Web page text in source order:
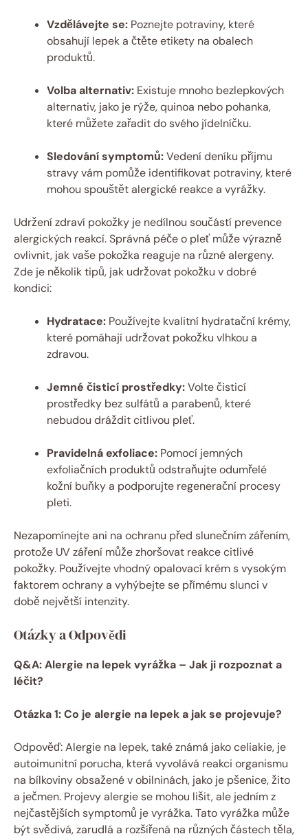
Vzdělávejte se: Poznejte potraviny, které
obsahují lepek a čtěte etikety na obalech
produktů.
Volba alternativ: Existuje mnoho bezlepkových
alternativ, jako je rýže, quinoa nebo pohanka,
které můžete zařadit do svého jídelníčku.
Sledování symptomů:Vedení deníku příjmu
stravy vám pomůže identifikovat potraviny, které
mohou spouštět alergické reakce a vyrážky.
Udržení zdraví pokožky je nedílnou součástí prevence
alergických reakcí. Správná péče o pleť může výrazně
ovlivnit, jak vaše pokožka reaguje na různé alergeny.
Zde je několik tipů, jak udržovat pokožku v dobré
kondici:
Hydratace: Používejte kvalitní hydratační krémy,
které pomáhají udržovat pokožku vlhkou a
zdravou.
Jemné čisticí prostředky:Volte čisticí
prostředky bez sulfátů a parabenů, které
nebudou dráždit citlivou pleť.
Pravidelná exfoliace: Pomocí jemných
exfoliačních produktů odstraňujte odumřelé
kožní buňky a podporujte regenerační procesy
pleti.
Nezapomínejte ani na ochranu před slunečním zářením,
protože UV záření může zhoršovat reakce citlivé
pokožky. Používejte vhodný opalovací krém s vysokým
faktorem ochrany a vyhýbejte se přímému slunci v
době největší intenzity.
Otázky a Odpovědi
Q&A: Alergie na lepek vyrážka – Jak ji rozpoznat a
léčit?
Otázka 1: Co je alergie na lepek a jak se projevuje?
Odpověď: Alergie na lepek, také známá jako celiakie, je
autoimunitní porucha, která vyvolává reakci organismu
na bílkoviny obsažené v obilninách, jako je pšenice, žito
a ječmen. Projevy alergie se mohou lišit, ale jedním z
nejčastějších symptomů je vyrážka. Tato vyrážka může
být svědivá, zarudlá a rozšířená na různých částech těla,